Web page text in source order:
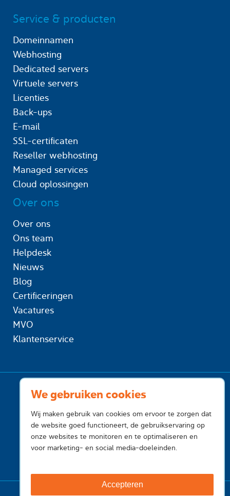
We gebruiken cookies
Wij maken gebruik van cookies om ervoor te zorgen dat
de website goed functioneert, de gebruikservaring op
onze websites te monitoren en te optimaliseren en
voor marketing- en social media-doeleinden.
Accepteren
Service & producten
Domeinnamen
Webhosting
Dedicated servers
Virtuele servers
Licenties
Back-ups
E-mail
SSL-certificaten
Reseller webhosting
Managed services
Cloud oplossingen
Over ons
Over ons
Ons team
Helpdesk
Nieuws
Blog
Certificeringen
Vacatures
MVO
Klantenservice